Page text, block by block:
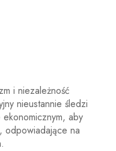
i niezależność
nieustannie śledzi
aby
odpowiadające na